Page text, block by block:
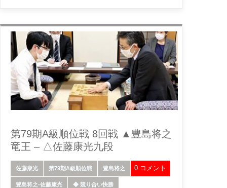
第79期A級順位戦 8回戦 ▲豊島将之
竜王 – △佐藤康光九段
佐藤康光 第79期A級順位戦 豊島将之
豊島将之-佐藤康光 ◆ 競り合い快勝
0 コメント